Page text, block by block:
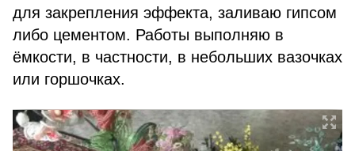
для закрепления эффекта, заливаю гипсом
либо цементом. Работы выполняю в
ёмкости, в частности, в небольших вазочках
или горшочках.